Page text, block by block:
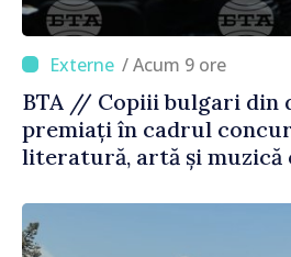
/ Acum 9 ore
BTA // Copiii bulgari din
premiați în cadrul
literatură, artă și muzică
Străinătate